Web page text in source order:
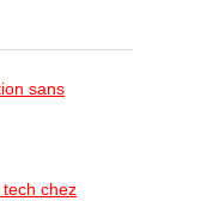
sans
chez